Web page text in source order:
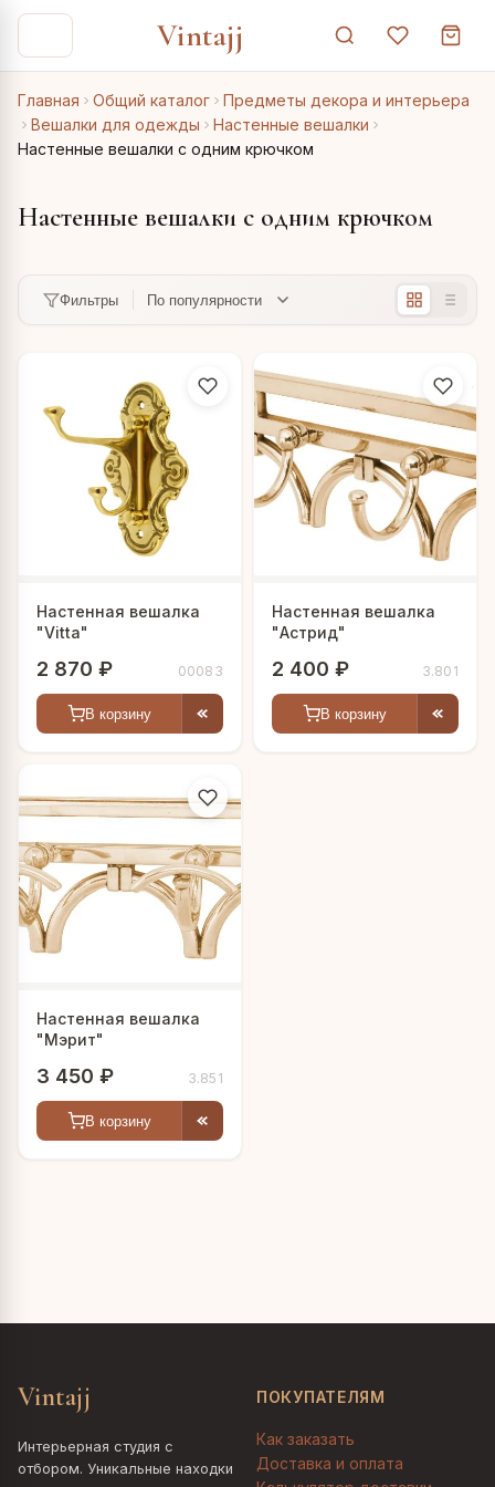
Vintajj
Главная Общий каталог
Предметы декора и интерьера
Вешалки для одежды
Настенные вешалки
Настенные вешалки с одним крючком
Настенные вешалки с одним крючком
Фильтры
Настенная вешалка
"Vitta"
2 870 ₽ 00083
В корзину
Настенная вешалка
"Астрид"
2 400 ₽ 3.801
В корзину
Настенная вешалка
"Мэрит"
3 450 ₽ 3.851
В корзину
Vintajj
Интерьерная студия с
отбором. Уникальные находки
ПОКУПАТЕЛЯМ
Как заказать
Доставка и оплата